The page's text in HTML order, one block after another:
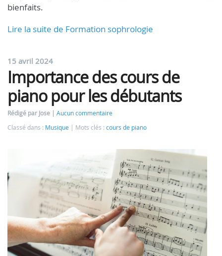
bienfaits.
Lire la suite de Formation sophrologie
15 avril 2024
Importance des cours de
piano pour les débutants
Rédigé par Jose
Aucun commentaire
Classé dans : Musique Mots clés : cours de piano